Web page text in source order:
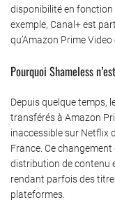
disponibilité en fonction
exemple, Canal+ est
qu’Amazon Prime
Pourquoi Shameless
Depuis quelque temps,
transférés à Amazon
inaccessible sur Netflix
France. Ce
distribution de contenu
rendant parfois des
plateformes.